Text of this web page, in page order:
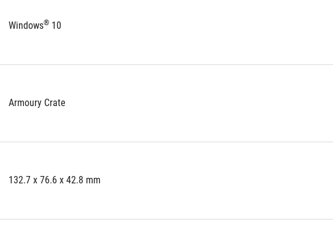
Windows® 10
Armoury Crate
132.7 x 76.6 x 42.8 mm